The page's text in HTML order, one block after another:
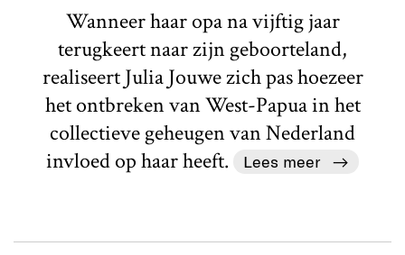
Wanneer haar opa na vijftig jaar
terugkeert naar zijn geboorteland,
realiseert Julia Jouwe zich pas hoezeer
het ontbreken van West-Papua in het
collectieve geheugen van Nederland
invloed op haar heeft.
Lees meer